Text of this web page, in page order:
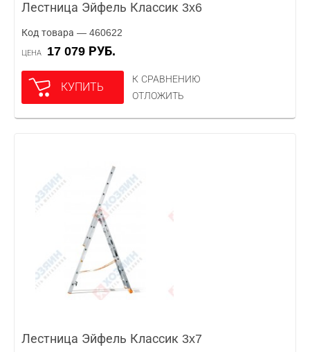
Лестница Эйфель Классик 3x6
Код товара — 460622
ЦЕНА 17 079 РУБ.
КУПИТЬ
К СРАВНЕНИЮ
ОТЛОЖИТЬ
Лестница Эйфель Классик 3x7